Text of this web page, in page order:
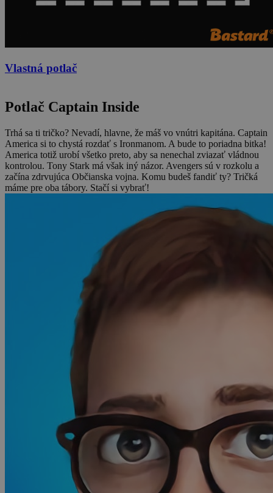
Vlastná potlač
Potlač Captain Inside
Trhá sa ti tričko? Nevadí, hlavne, že máš vo vnútri kapitána. Captain
America si to chystá rozdať s Ironmanom. A bude to poriadna bitka!
America totiž urobí všetko preto, aby sa nenechal zviazať vládnou
kontrolou. Tony Stark má však iný názor. Avengers sú v rozkolu a
začína zdrvujúca Občianska vojna. Komu budeš fandiť ty? Tričká
máme pre oba tábory. Stačí si vybrať!